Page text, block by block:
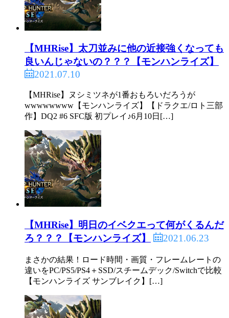
【MHRise】太刀並みに他の近接強くなっても
良いんじゃないの？？？【モンハンライズ】
2021.07.10
【MHRise】ヌシミツネが1番おもろいだろうが
wwwwwwww【モンハンライズ】【ドラクエ/ロト三部
作】DQ2 #6 SFC版 初プレイ♪6月10日[…]
【MHRise】明日のイベクエって何がくるんだ
ろ？？？【モンハンライズ】
2021.06.23
まさかの結果！ロード時間・画質・フレームレートの
違いをPC/PS5/PS4＋SSD/スチームデック/Switchで比較
【モンハンライズ サンブレイク】[…]